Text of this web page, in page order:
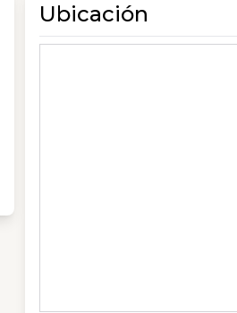
Ubicación